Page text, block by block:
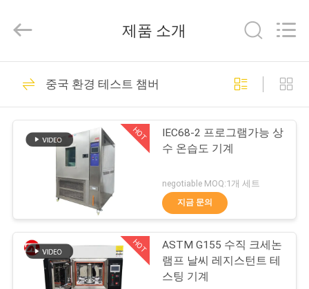
제
영
Dongguan
Zhongli
Co.,
고무 시험기
268
경화 프레스 기계
43
제품 소개
중국 환경 테스트 챔버
HOT
IEC68-2 프로그램가능 상
수 온습도 기계
negotiable MOQ:1개 세트
지금 문의
HOT
ASTM G155 수직 크세논
램프 날씨 레지스턴트 테
스팅 기계